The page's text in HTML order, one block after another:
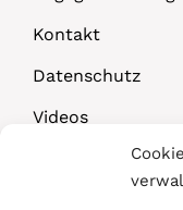
Kontakt
Datenschutz
Videos